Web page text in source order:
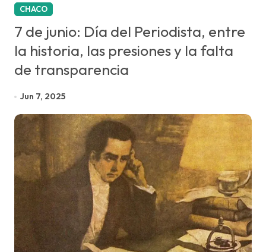
CHACO
7 de junio: Día del Periodista, entre
la historia, las presiones y la falta
de transparencia
Jun 7, 2025